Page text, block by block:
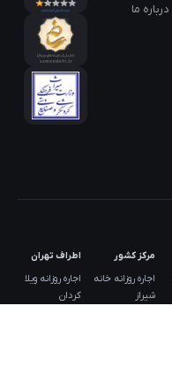
درباره ما
مرکز کشور
اجاره روزانه خانه
شیراز
اطراف تهران
اجاره روزانه ویلا
کردان